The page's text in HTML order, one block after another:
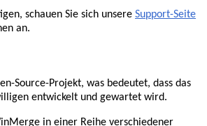
schauen Sie sich unsere Support-Seite
an.
Source-Projekt, was bedeutet, dass das
entwickelt und gewartet wird.
in einer Reihe verschiedener